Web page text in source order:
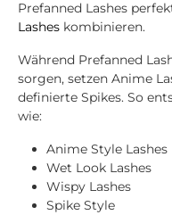
Prefanned Lashes
Lashes kombinieren.
Während Prefanned
sorgen, setzen Anime
definierte Spikes. So
wie:
Anime Style Lashes
Wet Look Lashes
Wispy Lashes
Spike Style